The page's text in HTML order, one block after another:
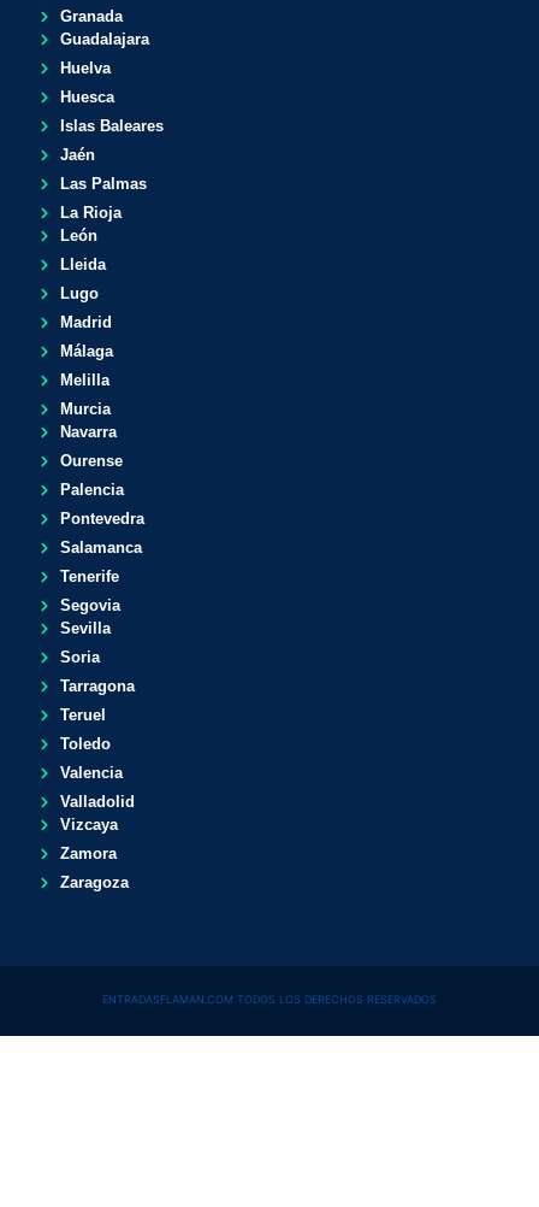
Granada
Guadalajara
Huelva
Huesca
Islas Baleares
Jaén
Las Palmas
La Rioja
León
Lleida
Lugo
Madrid
Málaga
Melilla
Murcia
Navarra
Ourense
Palencia
Pontevedra
Salamanca
Tenerife
Segovia
Sevilla
Soria
Tarragona
Teruel
Toledo
Valencia
Valladolid
Vizcaya
Zamora
Zaragoza
ENTRADASFLAMAN.COM TODOS LOS DERECHOS RESERVADOS